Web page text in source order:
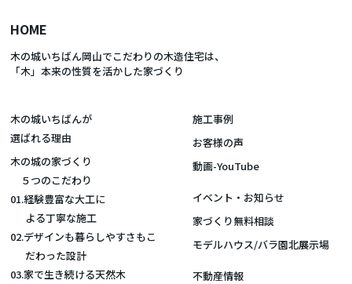
HOME
木の城いちばん岡山でこだわりの木造住宅は、
「木」本来の性質を活かした家づくり
木の城いちばんが
選ばれる理由
木の城の家づくり
５つのこだわり
01.経験豊富な大工に
よる丁寧な施工
02.デザインも暮らしやすさもこ
だわった設計
03.家で生き続ける天然木
施工事例
お客様の声
動画-YouTube
イベント・お知らせ
家づくり無料相談
モデルハウス/バラ園北展示場
不動産情報